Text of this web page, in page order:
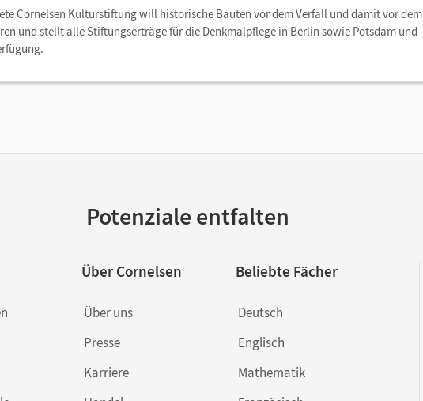
Cornelsen Kulturstiftung will historische Bauten vor dem Verfall und damit vor dem
und stellt alle Stiftungserträge für die Denkmalpflege in Berlin sowie Potsdam und
Potenziale entfalten
Über Cornelsen
Über uns
Presse
Karriere
Beliebte Fächer
Deutsch
Englisch
Mathematik